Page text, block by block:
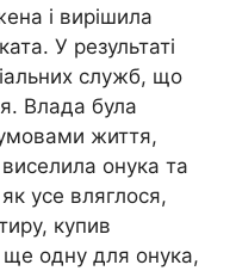
і вирішила
У результаті
служб, що
Влада була
життя,
онука та
усе вляглося,
купив
ще одну для онука,